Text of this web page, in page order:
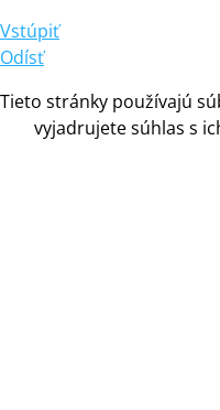
Vstúpiť
Odísť
Tieto stránky používajú
vyjadrujete súhlas s